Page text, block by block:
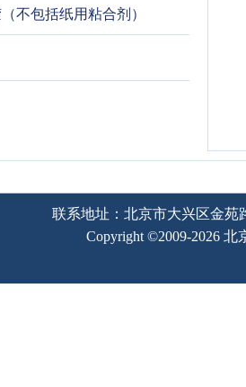
不包括纸用粘合剂）
联系地址：北京市大兴区金苑
Copyright ©2009-2026 北